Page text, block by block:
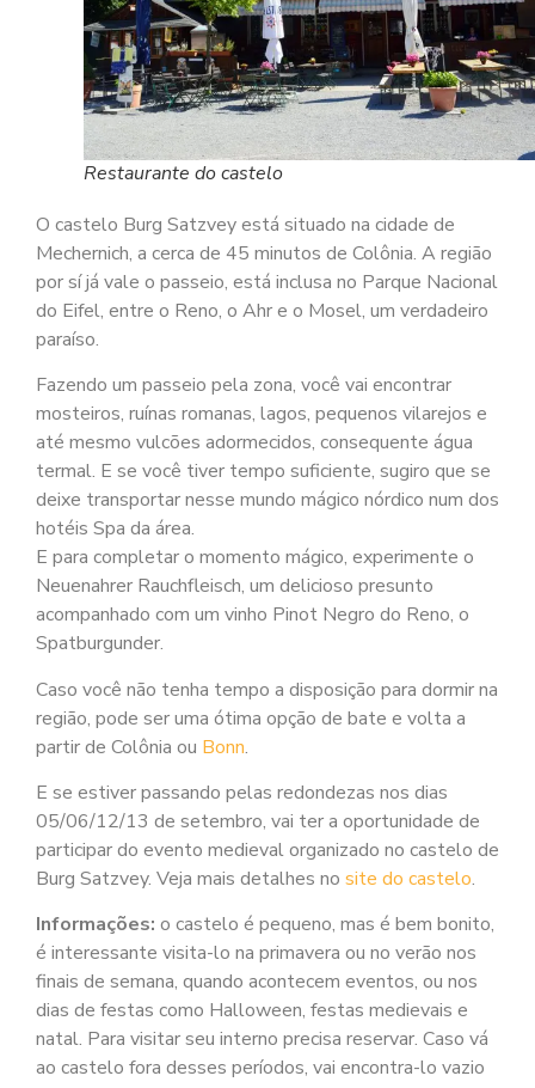
Restaurante do castelo
O castelo Burg Satzvey está situado na cidade de
Mechernich, a cerca de 45 minutos de Colônia. A região
por sí já vale o passeio, está inclusa no Parque Nacional
do Eifel, entre o Reno, o Ahr e o Mosel, um verdadeiro
paraíso.
Fazendo um passeio pela zona, você vai encontrar
mosteiros, ruínas romanas, lagos, pequenos vilarejos e
até mesmo vulcões adormecidos, consequente água
termal. E se você tiver tempo suficiente, sugiro que se
deixe transportar nesse mundo mágico nórdico num dos
hotéis Spa da área.
E para completar o momento mágico, experimente o
Neuenahrer Rauchfleisch, um delicioso presunto
acompanhado com um vinho Pinot Negro do Reno, o
Spatburgunder.
Caso você não tenha tempo a disposição para dormir na
região, pode ser uma ótima opção de bate e volta a
partir de Colônia ou Bonn.
E se estiver passando pelas redondezas nos dias
05/06/12/13 de setembro, vai ter a oportunidade de
participar do evento medieval organizado no castelo de
Burg Satzvey. Veja mais detalhes no site do castelo.
Informações: o castelo é pequeno, mas é bem bonito,
é interessante visita-lo na primavera ou no verão nos
finais de semana, quando acontecem eventos, ou nos
dias de festas como Halloween, festas medievais e
natal. Para visitar seu interno precisa reservar. Caso vá
ao castelo fora desses períodos, vai encontra-lo vazio